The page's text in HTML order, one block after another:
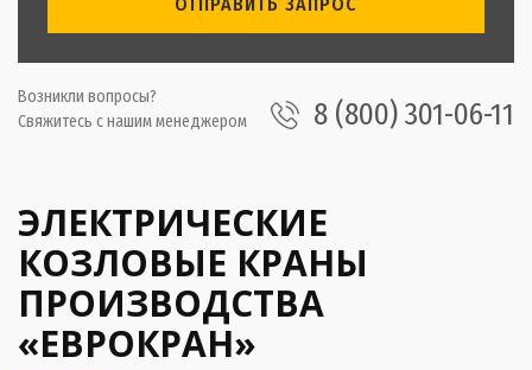
ОТПРАВИТЬ ЗАПРОС
8 (800) 301-06-11
Возникли вопросы?
Свяжитесь с нашим менеджером
ЭЛЕКТРИЧЕСКИЕ
КОЗЛОВЫЕ КРАНЫ
ПРОИЗВОДСТВА
«ЕВРОКРАН»